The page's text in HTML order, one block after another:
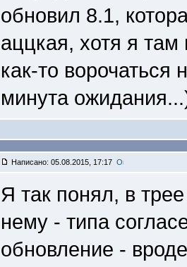
обновил 8.1,
аццкая, хотя я
как-то
минута
Написано: 05.08.2015, 17:17
Я так понял, в
нему - типа
обновление -